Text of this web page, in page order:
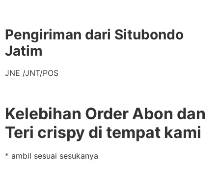
Pengiriman dari Situbondo
Jatim
JNE /JNT/POS
Kelebihan Order Abon dan
Teri crispy di tempat kami
* ambil sesuai sesukanya